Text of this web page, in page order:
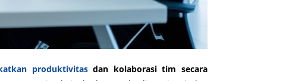
produktivitasdan kolaborasi tim secara